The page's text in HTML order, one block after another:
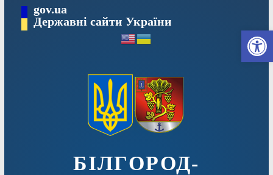
вмісту
gov.ua
Державні сайти України
БІЛГОРОД-